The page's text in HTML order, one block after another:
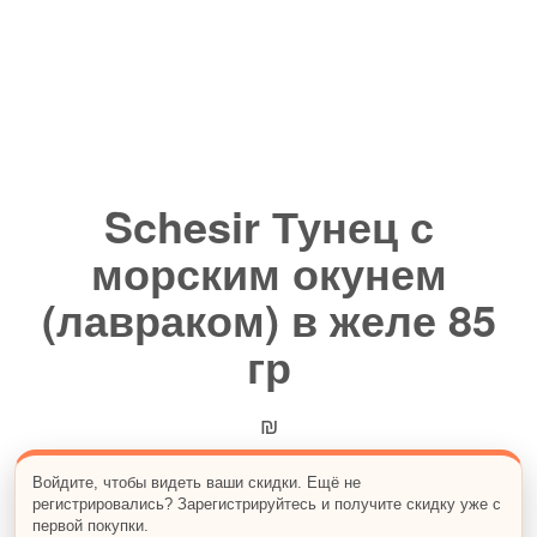
Schesir Тунец с
морским окунем
(лавраком) в желе 85
гр
₪
Нежные кусочки тунца с морским окунем в
аппетитном желе приготовлены из натуральных
Войдите, чтобы видеть ваши скидки. Ещё не
регистрировались? Зарегистрируйтесь и получите скидку уже с
первой покупки.